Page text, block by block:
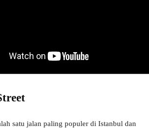
satu jalan paling populer di Istanbul dan